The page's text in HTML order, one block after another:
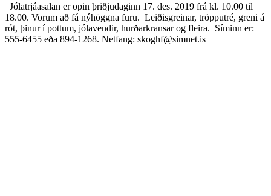
Jólatrjáasalan er opin þriðjudaginn 17. des. 2019 frá kl. 10.00 til
18.00. Vorum að fá nýhöggna furu. Leiðisgreinar, tröpputré, greni á
rót, þinur í pottum, jólavendir, hurðarkransar og fleira. Síminn er:
555-6455 eða 894-1268. Netfang: skoghf@simnet.is